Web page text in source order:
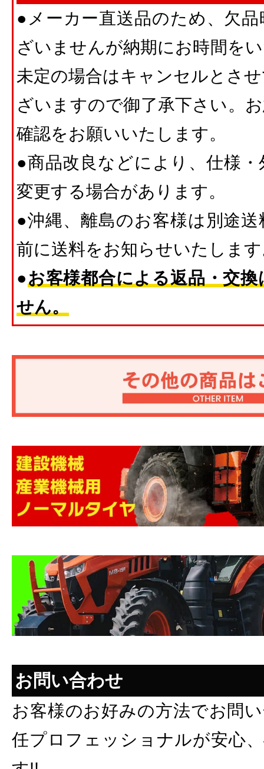
●メーカー直送品のため、欠
ざいませんが納期にお時間を
未定の場合はキャンセルとさ
ざいますので御了承下さい。
確認をお願いいたします。
●商品改良などにより、仕様
変更する場合があります。
●沖縄、離島のお客様は別途
前に送料をお知らせいたしま
●お客様都合による返品・交
せん。
お問い合わせ
お客様のお好みの方法でお問
任プロフェッショナルが安心